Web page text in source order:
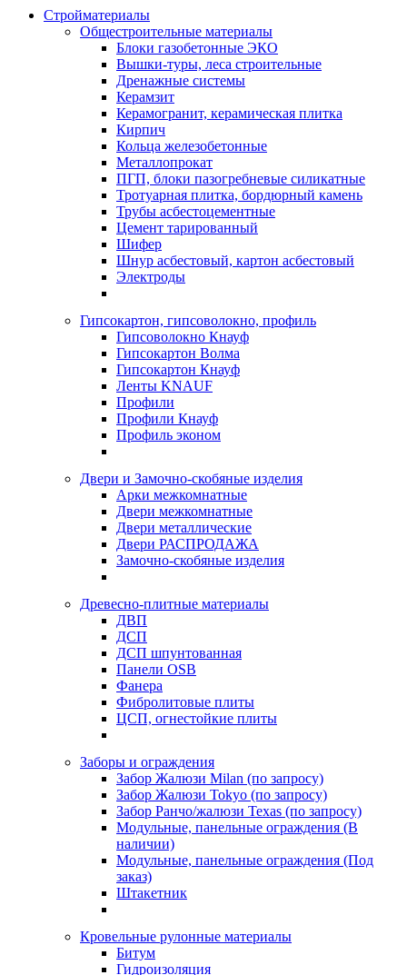
Стройматериалы
Oбщестроительные материалы
Блоки газобетонные ЭКО
Вышки-туры, леса строительные
Дренажные системы
Керамзит
Керамогранит, керамическая плитка
Кирпич
Кольца железобетонные
Металлопрокат
ПГП, блоки пазогребневые силикатные
Тротуарная плитка, бордюрный камень
Трубы асбестоцементные
Цемент тарированный
Шифер
Шнур асбестовый, картон асбестовый
Электроды
Гипсокартон, гипсоволокно, профиль
Гипсоволокно Кнауф
Гипсокартон Волма
Гипсокартон Кнауф
Ленты KNAUF
Профили
Профили Кнауф
Профиль эконом
Двери и Замочно-скобяные изделия
Арки межкомнатные
Двери межкомнатные
Двери металлические
Двери РАСПРОДАЖА
Замочно-скобяные изделия
Древесно-плитные материалы
ДВП
ДСП
ДСП шпунтованная
Панели OSB
Фанера
Фибролитовые плиты
ЦСП, огнестойкие плиты
Заборы и ограждения
Забор Жалюзи Milan (по запросу)
Забор Жалюзи Tokyo (по запросу)
Забор Ранчо/жалюзи Texas (по запросу)
Модульные, панельные ограждения (В
наличии)
Модульные, панельные ограждения (Под
заказ)
Штакетник
Кровельные рулонные материалы
Битум
Гидроизоляция